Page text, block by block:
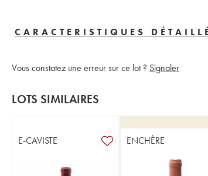
CARACTERISTIQUES
Vous constatez une erreur sur ce lot ? Signaler
LOTS SIMILAIRES
E-CAVISTE ENCHÈRE